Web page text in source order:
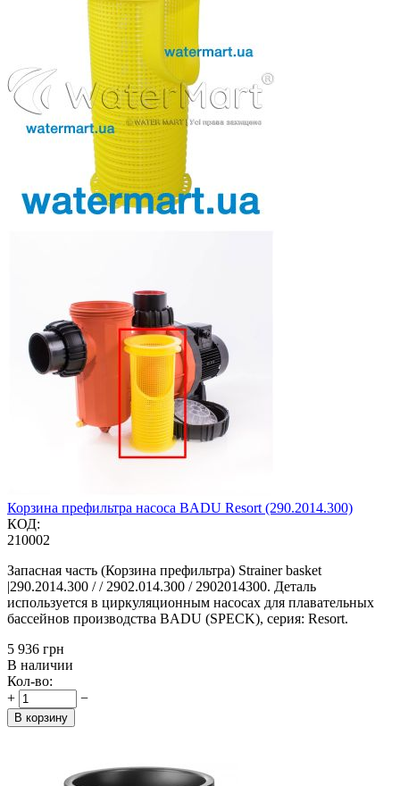
Корзина префильтра насоса BADU Resort (290.2014.300)
КОД:
210002
Запасная часть (Корзина префильтра) Strainer basket
|290.2014.300 / / 2902.014.300 / 2902014300. Деталь
используется в циркуляционным насосах для плавательных
бассейнов производства BADU (SPECK), серия: Resort.
‍5 936‍ грн
В наличии
Кол-во:
+
−
В корзину